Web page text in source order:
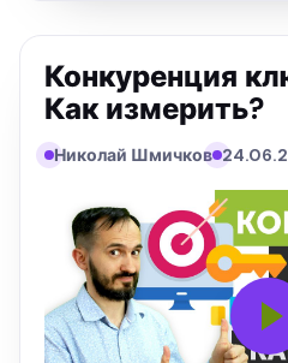
Конкуренция
Как измерить?
Николай Шмичков